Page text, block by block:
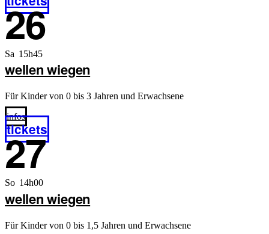
26
Sa 15h45
wellen wiegen
Für Kinder von 0 bis 3 Jahren und Erwachsene
infos
tickets
27
So 14h00
wellen wiegen
Für Kinder von 0 bis 1,5 Jahren und Erwachsene